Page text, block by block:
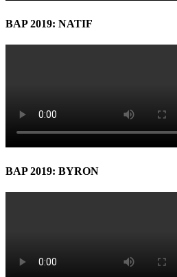
BAP 2019: NATIF
BAP 2019: BYRON